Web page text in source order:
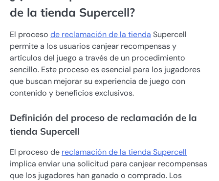
de la tienda Supercell?
El proceso de reclamación de la tienda Supercell
permite a los usuarios canjear recompensas y
artículos del juego a través de un procedimiento
sencillo. Este proceso es esencial para los jugadores
que buscan mejorar su experiencia de juego con
contenido y beneficios exclusivos.
Definición del proceso de reclamación de la
tienda Supercell
El proceso de reclamación de la tienda Supercell
implica enviar una solicitud para canjear recompensas
que los jugadores han ganado o comprado. Los